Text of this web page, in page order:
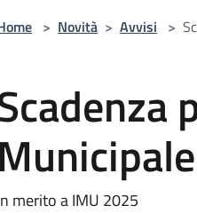
> Novità > Avvisi >
merito a IMU 2025